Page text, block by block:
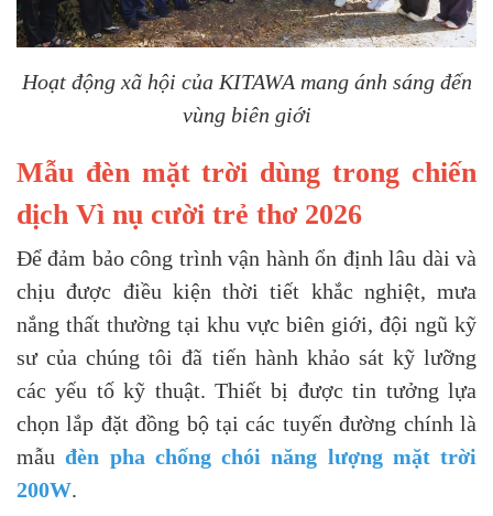
Hoạt động xã hội của KITAWA mang ánh sáng đến
vùng biên giới
Mẫu đèn mặt trời dùng trong chiến
dịch Vì nụ cười trẻ thơ 2026
Để đảm bảo công trình vận hành ổn định lâu dài và
chịu được điều kiện thời tiết khắc nghiệt, mưa
nắng thất thường tại khu vực biên giới, đội ngũ kỹ
sư của chúng tôi đã tiến hành khảo sát kỹ lưỡng
các yếu tố kỹ thuật. Thiết bị được tin tưởng lựa
chọn lắp đặt đồng bộ tại các tuyến đường chính là
mẫuđèn pha chống chói năng lượng mặt trời
200W.